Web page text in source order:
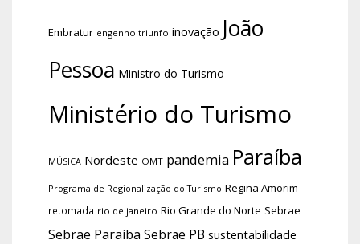
Embratur engenho triunfo inovação João
Pessoa Ministro do Turismo
Ministério do Turismo
MÚSICA Nordeste OMT pandemia Paraíba
Programa de Regionalização do Turismo Regina Amorim
retomada rio de janeiro Rio Grande do Norte Sebrae
Sebrae Paraíba Sebrae PB sustentabilidade